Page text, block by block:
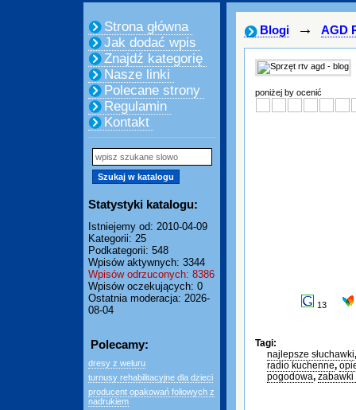
Strona główna
Jak dodać wpis
Znajdź kategorię
Nasze linki
Polecane strony
Regulamin
Kontakt
Statystyki katalogu:
Istniejemy od: 2010-04-09
Kategorii: 25
Podkategorii: 548
Wpisów aktywnych: 3344
Wpisów odrzuconych: 8386
Wpisów oczekujących: 0
Ostatnia moderacja: 2026-
08-04
Polecamy:
dresy z weluru
turnusy rehabilitacyjne dla dzieci
producent opakowań foliowych z
nadrukiem
Blogi → AGD
poniżej by ocenić
13
Tagi:
najlepsze słuchawki
radio kuchenne,
pogodowa, zabawki